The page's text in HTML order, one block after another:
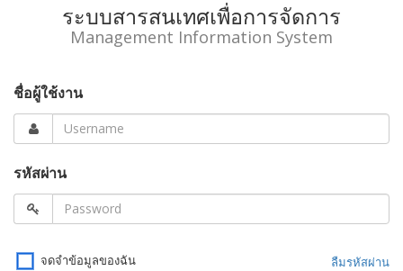
ระบบสารสนเทศเพื่อการจัดการ
Management Information System
ชื่อผู้ใช้งาน
รหัสผ่าน
จดจำข้อมูลของฉัน ลืมรหัสผ่าน